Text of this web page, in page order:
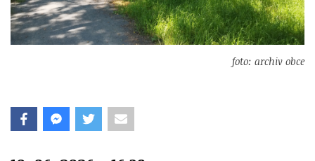
foto: archiv obce